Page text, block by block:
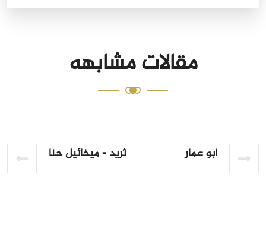
مقالات مشابهه
أبو عمار ثريد - ميخائيل حنا